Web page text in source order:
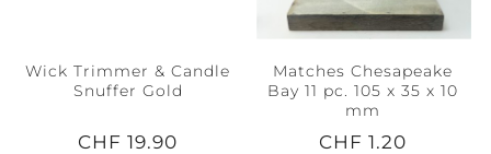
Wick Trimmer & Candle
Snuffer Gold
CHF 19.90
Matches Chesapeake
Bay 11 pc. 105 x 35 x 10
mm
CHF 1.20